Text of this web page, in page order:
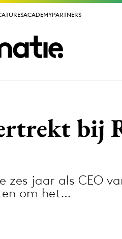
ACADEMYPARTNERS
ACADEMYPARTNERS
bij
jaar als CEO
om het…